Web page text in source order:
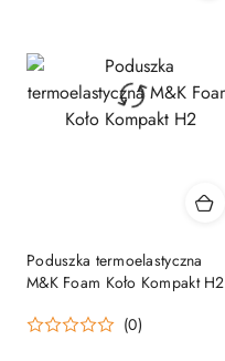
Poduszka termoelastyczna
M&K Foam Koło Kompakt H2
(0)